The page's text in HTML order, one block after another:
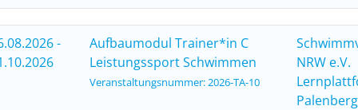
-
Aufbaumodul Trainer*in C
Leistungssport Schwimmen
Veranstaltungsnummer: 2026-TA-10
NRW e.V.
Palenberg